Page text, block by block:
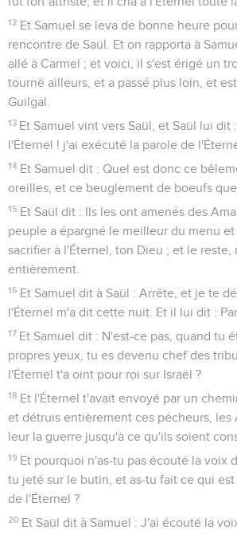
12 Et Samuel se leva de bonne heure
rencontre de Saül. Et on rapporta à
allé à Carmel ; et voici, il s'est érigé un
tourné ailleurs, et a passé plus loin, et
Guilgal.
13 Et Samuel vint vers Saül, et Saül lui dit
l'Éternel ! j'ai exécuté la parole de
14 Et Samuel dit : Quel est donc ce
oreilles, et ce beuglement de boeufs
15 Et Saül dit : Ils les ont amenés des
peuple a épargné le meilleur du menu
sacrifier à l'Éternel, ton Dieu ; et le reste,
entièrement.
16 Et Samuel dit à Saül : Arrête, et je te
l'Éternel m'a dit cette nuit. Et il lui dit :
17 Et Samuel dit : N'est-ce pas, quand tu
propres yeux, tu es devenu chef des
l'Éternel t'a oint pour roi sur Israël ?
18 Et l'Éternel t'avait envoyé par un
et détruis entièrement ces pécheurs, les
leur la guerre jusqu'à ce qu'ils soient
19 Et pourquoi n'as-tu pas écouté la voix
tu jeté sur le butin, et as-tu fait ce qui est
de l'Éternel ?
20 Et Saül dit à Samuel : J'ai écouté la